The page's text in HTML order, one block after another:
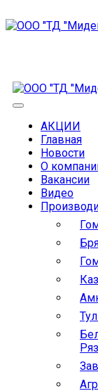
АКЦИИ
Главная
Новости
О
Вакансии
Видео